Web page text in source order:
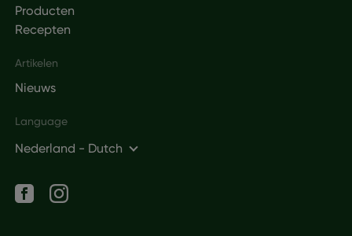
Producten
Recepten
Artikelen
Nieuws
Language
Nederland - Dutch